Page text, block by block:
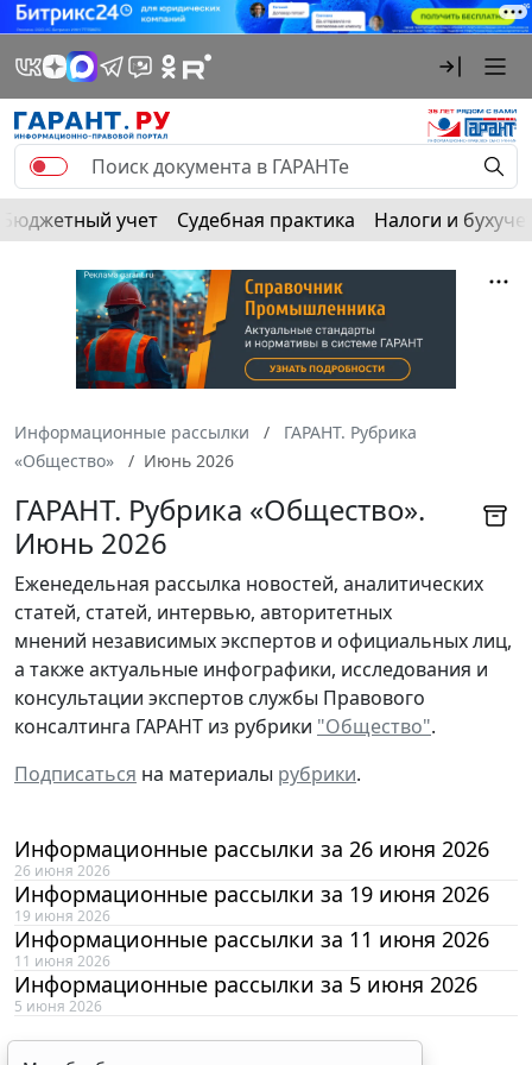
Бюджетный учет Судебная практика Налоги и
Информационные рассылки
ГАРАНТ. Рубрика
«Общество»
Июнь 2026
ГАРАНТ. Рубрика «Общество».
Июнь 2026
Еженедельная рассылка новостей, аналитических
статей, статей, интервью, авторитетных
мнений независимых экспертов и официальных лиц,
а также актуальные инфографики, исследования и
консультации экспертов службы Правового
консалтинга ГАРАНТ из рубрики "Общество".
Подписаться на материалы рубрики.
Информационные рассылки за 26 июня 2026
26 июня 2026
Информационные рассылки за 19 июня 2026
19 июня 2026
Информационные рассылки за 11 июня 2026
11 июня 2026
Информационные рассылки за 5 июня 2026
5 июня 2026